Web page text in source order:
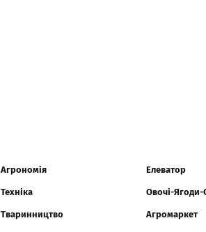
Агрономія
Техніка
Тваринництво
Елеватор
Овочі-Ягоди-
Агромаркет